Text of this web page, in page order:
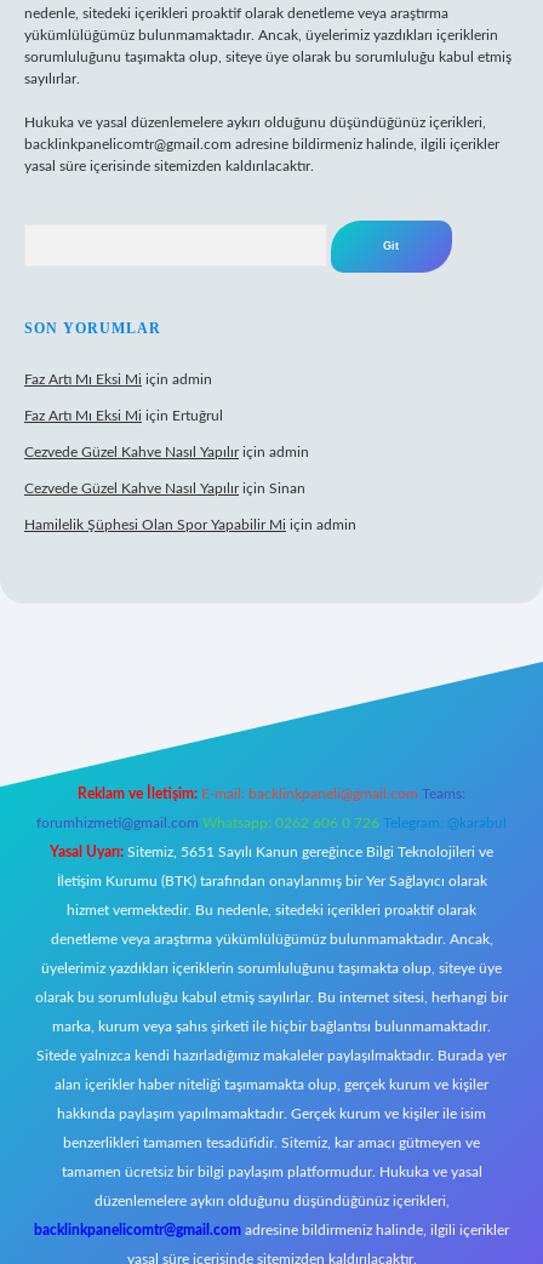
nedenle, sitedeki içerikleri proaktif olarak denetleme veya araştırma
yükümlülüğümüz bulunmamaktadır. Ancak, üyelerimiz yazdıkları içeriklerin
sorumluluğunu taşımakta olup, siteye üye olarak bu sorumluluğu kabul etmiş
sayılırlar.
Hukuka ve yasal düzenlemelere aykırı olduğunu düşündüğünüz içerikleri,
backlinkpanelicomtr@gmail.com adresine bildirmeniz halinde, ilgili içerikler
yasal süre içerisinde sitemizden kaldırılacaktır.
SON YORUMLAR
Faz Artı Mı Eksi Mi için admin
Faz Artı Mı Eksi Mi için Ertuğrul
Cezvede Güzel Kahve Nasıl Yapılıriçin admin
Cezvede Güzel Kahve Nasıl Yapılıriçin Sinan
Hamilelik Şüphesi Olan Spor Yapabilir Mi için admin
Reklam ve İletişim: E-mail: backlinkpaneli@gmail.com Teams:
forumhizmeti@gmail.com Whatsapp: 0262 606 0 726 Telegram: @karabul
Yasal Uyarı: Sitemiz, 5651 Sayılı Kanun gereğince Bilgi Teknolojileri ve
İletişim Kurumu (BTK) tarafından onaylanmış bir Yer Sağlayıcı olarak
hizmet vermektedir. Bu nedenle, sitedeki içerikleri proaktif olarak
denetleme veya araştırma yükümlülüğümüz bulunmamaktadır. Ancak,
üyelerimiz yazdıkları içeriklerin sorumluluğunu taşımakta olup, siteye üye
olarak bu sorumluluğu kabul etmiş sayılırlar. Bu internet sitesi, herhangi bir
marka, kurum veya şahıs şirketi ile hiçbir bağlantısı bulunmamaktadır.
Sitede yalnızca kendi hazırladığımız makaleler paylaşılmaktadır. Burada yer
alan içerikler haber niteliği taşımamakta olup, gerçek kurum ve kişiler
hakkında paylaşım yapılmamaktadır. Gerçek kurum ve kişiler ile isim
benzerlikleri tamamen tesadüfidir. Sitemiz, kar amacı gütmeyen ve
tamamen ücretsiz bir bilgi paylaşım platformudur. Hukuka ve yasal
düzenlemelere aykırı olduğunu düşündüğünüz içerikleri,
backlinkpanelicomtr@gmail.com adresine bildirmeniz halinde, ilgili içerikler
yasal süre içerisinde sitemizden kaldırılacaktır.